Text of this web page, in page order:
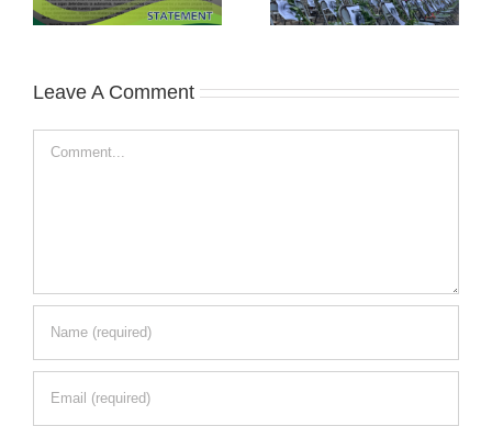
Leave A Comment